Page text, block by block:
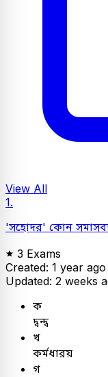
View All
1.
'সহোদর' কোন
3 Exams
Created: 1 year ago
Updated: 2 weeks
ক
দ্বন্দ্ব
খ
কর্মধারয়
গ